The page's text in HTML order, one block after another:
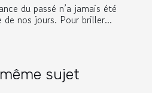
du passé n’a jamais été
de nos jours. Pour briller...
sujet